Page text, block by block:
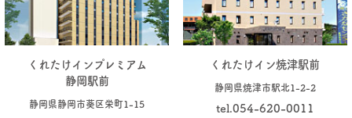
くれたけインプレミアム
静岡駅前
静岡県静岡市葵区栄町1-15
くれたけイン焼津駅前
静岡県焼津市駅北1-2-2
tel.054-620-0011